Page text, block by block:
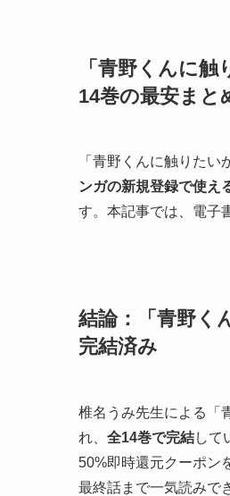
「青野くんに
14巻の最安まと
「青野くんに触りた
ンガの新規登録で使え
す。本記事では、電子
結論：「青野く
完結済み
椎名うみ先生による「
れ、 全14巻で完結して
50%即時還元クーポン
最終話まで一気読みで